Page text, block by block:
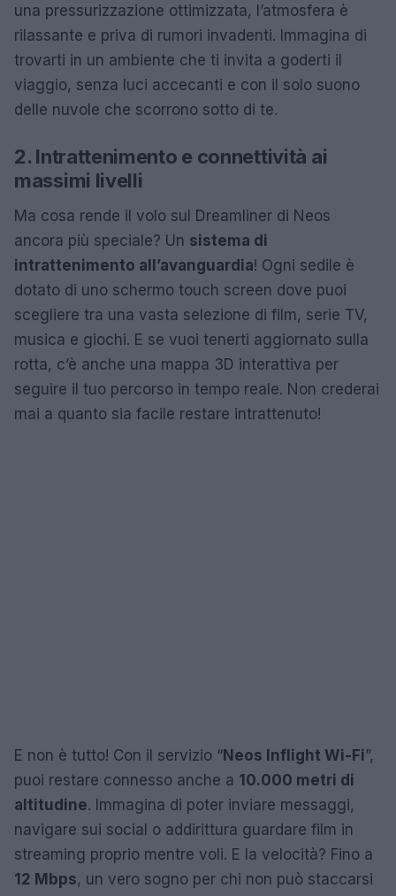
una pressurizzazione ottimizzata, l’atmosfera è
rilassante e priva di rumori invadenti. Immagina di
trovarti in un ambiente che ti invita a goderti il
viaggio, senza luci accecanti e con il solo suono
delle nuvole che scorrono sotto di te.
2. Intrattenimento e connettività ai
massimi livelli
Ma cosa rende il volo sul Dreamliner di Neos
ancora più speciale? Un sistema di
intrattenimento all’avanguardia! Ogni sedile è
dotato di uno schermo touch screen dove puoi
scegliere tra una vasta selezione di film, serie TV,
musica e giochi. E se vuoi tenerti aggiornato sulla
rotta, c’è anche una mappa 3D interattiva per
seguire il tuo percorso in tempo reale. Non crederai
mai a quanto sia facile restare intrattenuto!
E non è tutto! Con il servizio “Neos Inflight Wi-Fi”,
puoi restare connesso anche a 10.000 metri di
altitudine. Immagina di poter inviare messaggi,
navigare sui social o addirittura guardare film in
streaming proprio mentre voli. E la velocità? Fino a
12 Mbps, un vero sogno per chi non può staccarsi